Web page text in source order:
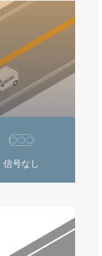
信号なし